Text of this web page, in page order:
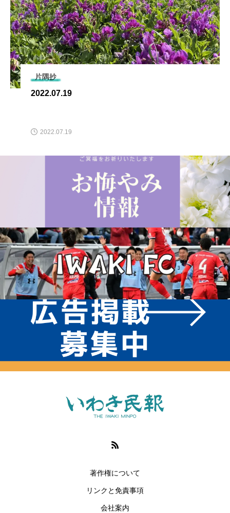
片隅抄
2022.07.19
2022.07.19
著作権について
リンクと免責事項
会社案内